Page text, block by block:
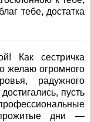
тебе, достатка
Как сестричка
желаю огромного
радужного
пусть
дни —